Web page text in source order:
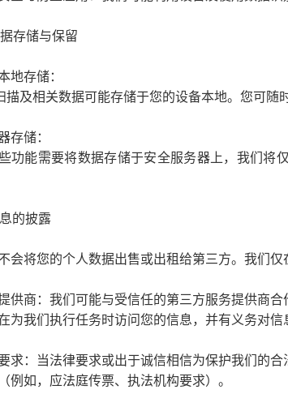
存储与保留
地存储：
描及相关数据可能存储于您的设备本地。您可随
存储：
功能需要将数据存储于安全服务器上，我们将
的披露
会将您的个人数据出售或出租给第三方。我们仅
供商：我们可能与受信任的第三方服务提供商
为我们执行任务时访问您的信息，并有义务对信
求：当法律要求或出于诚信相信为保护我们的
例如，应法庭传票、执法机构要求）。